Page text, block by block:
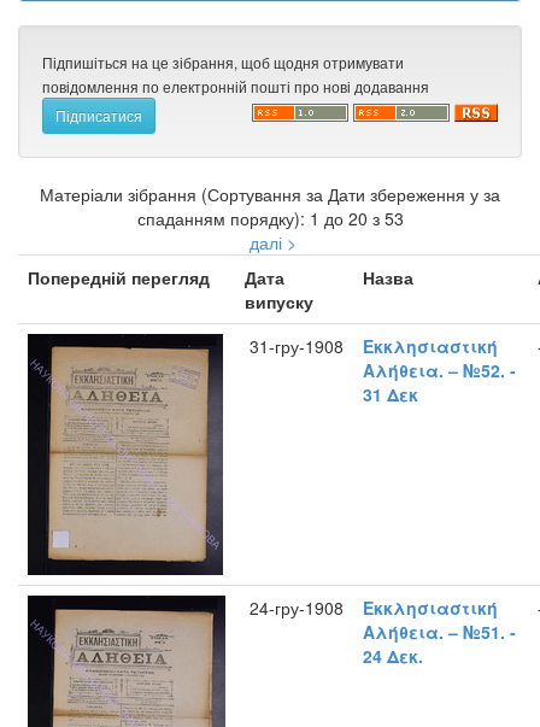
Підпишіться на це зібрання, щоб щодня отримувати
повідомлення по електронній пошті про нові додавання
Матеріали зібрання (Сортування за Дати збереження у за
спаданням порядку): 1 до 20 з 53
далі >
Попередній перегляд
Дата
випуску
Назва
31-гру-1908
Εκκλησιαστική
Αλήθεια. – №52. -
31 Δεκ
24-гру-1908
Εκκλησιαστική
Αλήθεια. – №51. -
24 Δεκ.